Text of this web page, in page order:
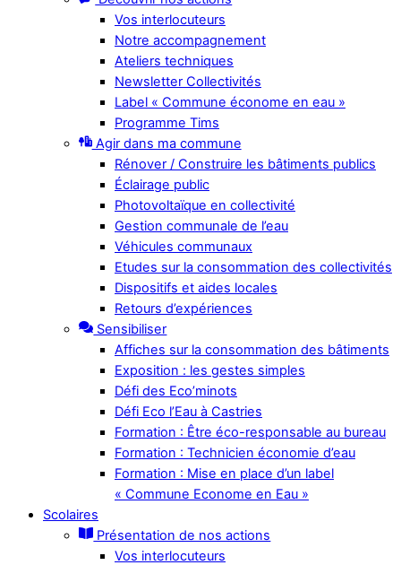
Vos interlocuteurs
Notre accompagnement
Ateliers techniques
Newsletter Collectivités
Label « Commune économe en eau »
Programme Tims
Agir dans ma commune
Rénover / Construire les bâtiments publics
Éclairage public
Photovoltaïque en collectivité
Gestion communale de l’eau
Véhicules communaux
Etudes sur la consommation des collectivités
Dispositifs et aides locales
Retours d’expériences
Sensibiliser
Affiches sur la consommation des bâtiments
Exposition : les gestes simples
Défi des Eco’minots
Défi Eco l’Eau à Castries
Formation : Être éco-responsable au bureau
Formation : Technicien économie d’eau
Formation : Mise en place d’un label
« Commune Econome en Eau »
Scolaires
Présentation de nos actions
Vos interlocuteurs